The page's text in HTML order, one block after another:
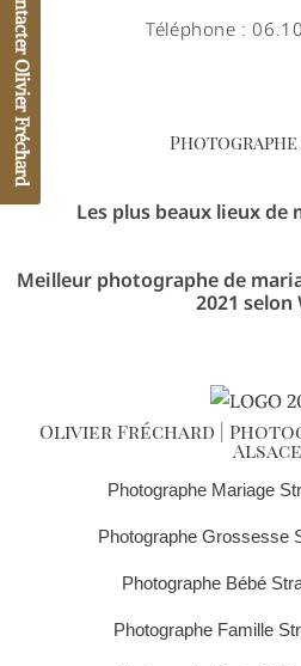
Téléphone :
Photographe
Les plus beaux lieux de
Meilleur photographe de
2021 selon
Olivier Fréchard |
Alsace
Photographe Mariage
Photographe Grossesse
Photographe Bébé
Photographe Famille
Contacter Olivier Fréchard